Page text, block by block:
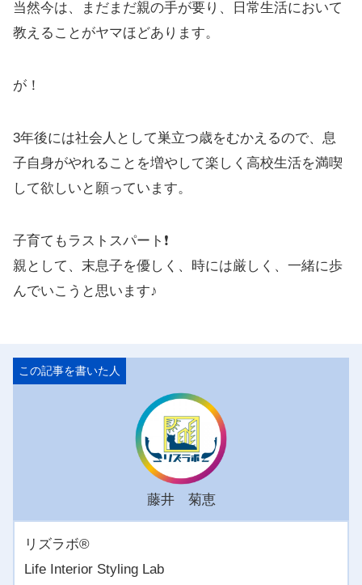
当然今は、まだまだ親の手が要り、日常生活において
教えることがヤマほどあります。
が！
3年後には社会人として巣立つ歳をむかえるので、息
子自身がやれることを増やして楽しく高校生活を満喫
して欲しいと願っています。
子育てもラストスパート❗️
親として、末息子を優しく、時には厳しく、一緒に歩
んでいこうと思います♪
藤井 菊恵
リズラボ®️
Life Interior Styling Lab